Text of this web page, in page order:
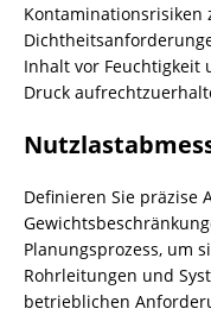
Kontaminationsrisiken
Inhalt vor Feuchtigkeit
Druck
Definieren Sie präzise
Planungsprozess, um
Rohrleitungen und
betrieblichen